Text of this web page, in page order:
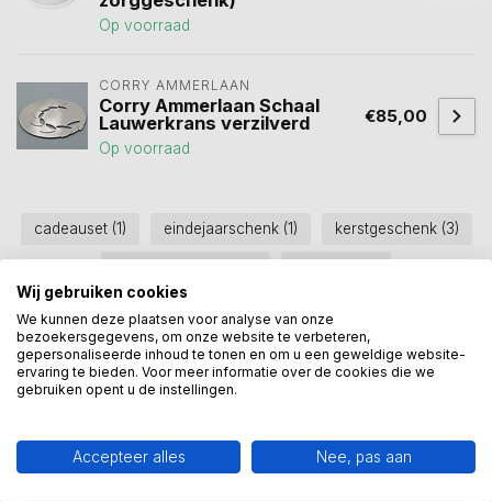
Op voorraad
CORRY AMMERLAAN
Corry Ammerlaan Schaal
Lauwerkrans verzilverd
Op voorraad
€85,00
cadeauset (1) eindejaarschenk (1) kerstgeschenk (3)
schaal met wijn (1)
kunstcadeau?
Wij assisteren u graag via 06-23643267
Wij gebruiken cookies
We kunnen deze plaatsen voor analyse van onze
bezoekersgegevens, om onze website te verbeteren,
gepersonaliseerde inhoud te tonen en om u een geweldige website-
ervaring te bieden. Voor meer informatie over de cookies die we
gebruiken opent u de instellingen.
Accepteer alles Nee, pas aan